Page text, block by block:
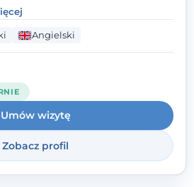
behawioralne oraz metody,
się na rozwiązaniach
polegają na osiąganiu
celów (doprowadzeniu do
trudnych sytuacji) poprzez
i wzmacnianie zasobów
stron klienta. W swojej
także z metod dialogu
itreningu uważności.
Angielski
Umów wizytę
Zobacz profil